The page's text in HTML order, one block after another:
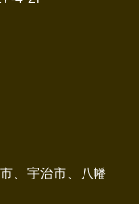
、宇治市、八幡